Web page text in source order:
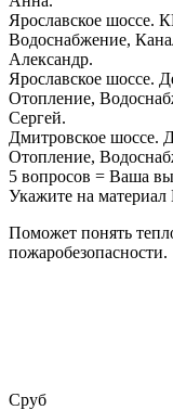
Ярославское шоссе.
Водоснабжение,
Александр.
Ярославское шоссе.
Отопление,
Сергей.
Дмитровское шоссе.
Отопление,
5 вопросов = Ваша
Укажите на
Поможет понять
пожаробезопасности.
Сруб